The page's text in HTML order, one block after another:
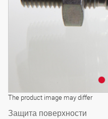
The product image may differ
Защита поверхности